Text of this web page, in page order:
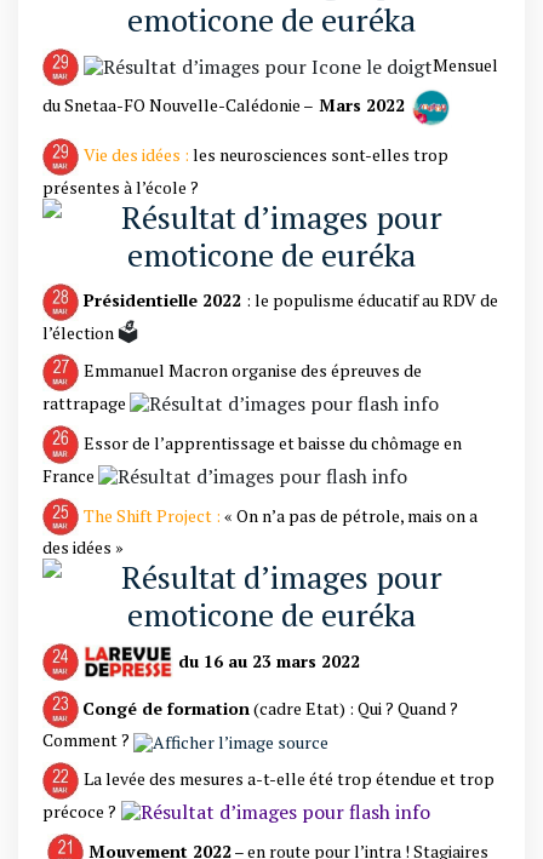
Mensuel
du Snetaa-FO Nouvelle-Calédonie – Mars 2022
Vie des idées : les neurosciences sont-elles trop
présentes à l’école ?
Présidentielle 2022 : le populisme éducatif au RDV de
l’élection 🗳️
Emmanuel Macron organise des épreuves de
rattrapage
Essor de l’apprentissage et baisse du chômage en
France
The Shift Project : « On n’a pas de pétrole, mais on a
des idées »
du 16 au 23 mars 2022
Congé de formation (cadre Etat) : Qui ? Quand ?
Comment ?
La levée des mesures a-t-elle été trop étendue et trop
précoce ?
Mouvement 2022– en route pour l’intra ! Stagiaires